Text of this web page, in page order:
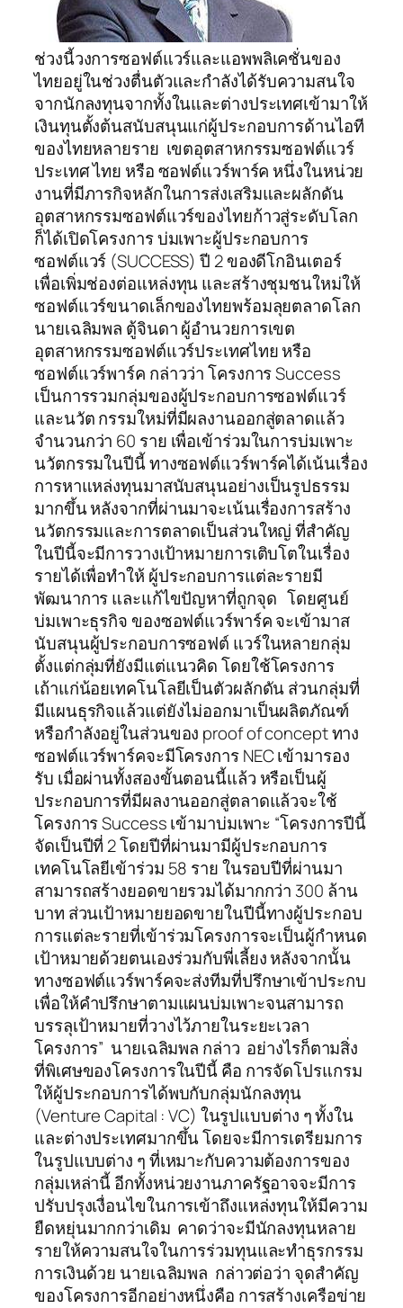
ช่วงนี้วงการซอฟต์แวร์และแอพพลิเคชั่นของ
ไทยอยู่ในช่วงตื่นตัวและกำลังได้รับความสนใจ
จากนักลงทุนจากทั้งในและต่างประเทศเข้ามาให้
เงินทุนตั้งต้นสนับสนุนแก่ผู้ประกอบการด้านไอที
ของไทยหลายราย เขตอุตสาหกรรมซอฟต์แวร์
ประเทศ ไทย หรือ ซอฟต์แวร์พาร์ค หนึ่งในหน่วย
งานที่มีภารกิจหลักในการส่งเสริมและผลักดัน
อุตสาหกรรมซอฟต์แวร์ของไทยก้าวสู่ระดับโลก
ก็ได้เปิดโครงการ บ่มเพาะผู้ประกอบการ
ซอฟต์แวร์ (SUCCESS) ปี 2 ของดีโกอินเตอร์
เพื่อเพิ่มช่องต่อแหล่งทุน และสร้างชุมชนใหม่ให้
ซอฟต์แวร์ขนาดเล็กของไทยพร้อมลุยตลาดโลก
นายเฉลิมพล ตู้จินดา ผู้อำนวยการเขต
อุตสาหกรรมซอฟต์แวร์ประเทศไทย หรือ
ซอฟต์แวร์พาร์ค กล่าวว่า โครงการ Success
เป็นการรวมกลุ่มของผู้ประกอบการซอฟต์แวร์
และนวัต กรรมใหม่ที่มีผลงานออกสู่ตลาดแล้ว
จำนวนกว่า 60 ราย เพื่อเข้าร่วมในการบ่มเพาะ
นวัตกรรมในปีนี้ ทางซอฟต์แวร์พาร์คได้เน้นเรื่อง
การหาแหล่งทุนมาสนับสนุนอย่างเป็นรูปธรรม
มากขึ้น หลังจากที่ผ่านมาจะเน้นเรื่องการสร้าง
นวัตกรรมและการตลาดเป็นส่วนใหญ่ ที่สำคัญ
ในปีนี้จะมีการวางเป้าหมายการเติบโตในเรื่อง
รายได้เพื่อทำให้ ผู้ประกอบการแต่ละรายมี
พัฒนาการ และแก้ไขปัญหาที่ถูกจุด โดยศูนย์
บ่มเพาะธุรกิจ ของซอฟต์แวร์พาร์ค จะเข้ามาส
นับสนุนผู้ประกอบการซอฟต์ แวร์ในหลายกลุ่ม
ตั้งแต่กลุ่มที่ยังมีแต่แนวคิด โดยใช้โครงการ
เถ้าแก่น้อยเทคโนโลยีเป็นตัวผลักดัน ส่วนกลุ่มที่
มีแผนธุรกิจแล้วแต่ยังไม่ออกมาเป็นผลิตภัณฑ์
หรือกำลังอยู่ในส่วนของ proof of concept ทาง
ซอฟต์แวร์พาร์คจะมีโครงการ NEC เข้ามารอง
รับ เมื่อผ่านทั้งสองขั้นตอนนี้แล้ว หรือเป็นผู้
ประกอบการที่มีผลงานออกสู่ตลาดแล้วจะใช้
โครงการ Success เข้ามาบ่มเพาะ “โครงการปีนี้
จัดเป็นปีที่ 2 โดยปีที่ผ่านมามีผู้ประกอบการ
เทคโนโลยีเข้าร่วม 58 ราย ในรอบปีที่ผ่านมา
สามารถสร้างยอดขายรวมได้มากกว่า 300 ล้าน
บาท ส่วนเป้าหมายยอดขายในปีนี้ทางผู้ประกอบ
การแต่ละรายที่เข้าร่วมโครงการจะเป็นผู้กำหนด
เป้าหมายด้วยตนเองร่วมกับพี่เลี้ยง หลังจากนั้น
ทางซอฟต์แวร์พาร์คจะส่งทีมที่ปรึกษาเข้าประกบ
เพื่อให้คำปรึกษาตามแผนบ่มเพาะจนสามารถ
บรรลุเป้าหมายที่วางไว้ภายในระยะเวลา
โครงการ” นายเฉลิมพล กล่าว อย่างไรก็ตามสิ่ง
ที่พิเศษของโครงการในปีนี้ คือ การจัดโปรแกรม
ให้ผู้ประกอบการได้พบกับกลุ่มนักลงทุน
(Venture Capital : VC) ในรูปแบบต่าง ๆ ทั้งใน
และต่างประเทศมากขึ้น โดยจะมีการเตรียมการ
ในรูปแบบต่าง ๆ ที่เหมาะกับความต้องการของ
กลุ่มเหล่านี้ อีกทั้งหน่วยงานภาครัฐอาจจะมีการ
ปรับปรุงเงื่อนไขในการเข้าถึงแหล่งทุนให้มีความ
ยืดหยุ่นมากกว่าเดิม คาดว่าจะมีนักลงทุนหลาย
รายให้ความสนใจในการร่วมทุนและทำธุรกรรม
การเงินด้วย นายเฉลิมพล กล่าวต่อว่า จุดสำคัญ
ของโครงการอีกอย่างหนึ่งคือ การสร้างเครือข่าย